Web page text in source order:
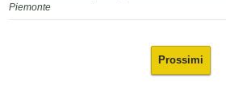
Piemonte
Prossimi